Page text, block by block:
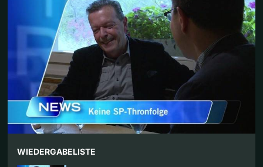
WIEDERGABELISTE